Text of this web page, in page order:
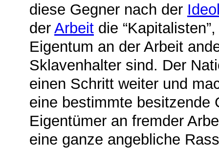
diese Gegner nach der
der Arbeit die
Eigentum an der Arbeit
Sklavenhalter sind. Der
einen Schritt weiter und
eine bestimmte besitzende
Eigentümer an fremder
eine ganze angebliche